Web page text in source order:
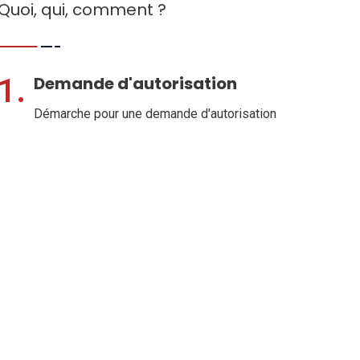
qui, comment ?
Demande d'autorisation
Démarche pour une demande d'autorisation